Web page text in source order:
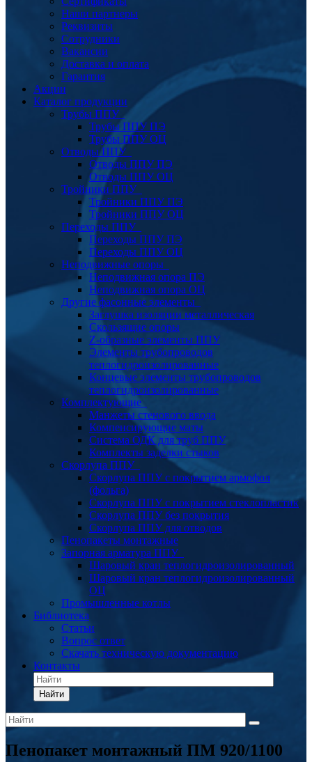
Наши партнеры
Реквизиты
Сотрудники
Вакансии
Доставка и оплата
Гарантия
Акции
Каталог продукции
Трубы ППУ
Трубы ППУ ПЭ
Трубы ППУ ОЦ
Отводы ППУ
Отводы ППУ ПЭ
Отводы ППУ ОЦ
Тройники ППУ
Тройники ППУ ПЭ
Тройники ППУ ОЦ
Переходы ППУ
Переходы ППУ ПЭ
Переходы ППУ ОЦ
Неподвижные опоры
Неподвижная опора ПЭ
Неподвижная опора ОЦ
Другие фасонные элементы
Заглушка изоляции металлическая
Скользящие опоры
Z-образные элементы ППУ
Элементы трубопроводов
теплогидроизолированные
Концевые элементы трубопроводов
теплогидроизолированные
Комплектующие
Манжеты стенового ввода
Компенсирующие маты
Система ОДК для труб ППУ
Комплекты заделки стыков
Скорлупа ППУ
Скорлупа ППУ с покрытием армофол
(фольга)
Скорлупа ППУ с покрытием стеклопластик
Скорлупа ППУ без покрытия
Скорлупа ППУ для отводов
Пенопакеты монтажные
Запорная арматура ППУ
Шаровый кран теплогидроизолированный
Шаровый кран теплогидроизолированный
ОЦ
Промышленные котлы
Библиотека
Статьи
Вопрос ответ
Скачать техническую документацию
Контакты
Найти
Пенопакет монтажный ПМ 920/1100